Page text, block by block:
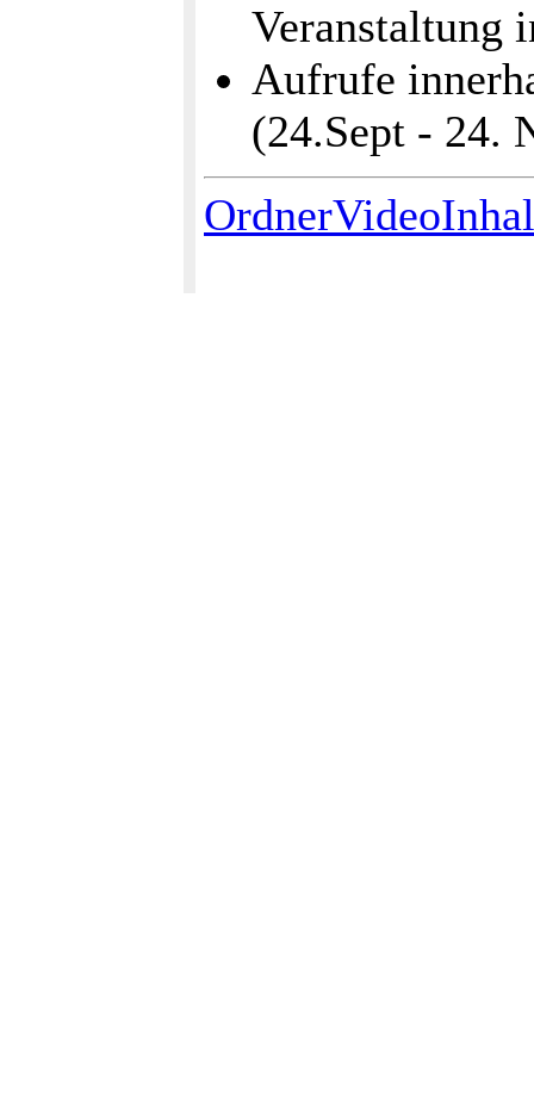
Veranstaltung
Aufrufe
(24.Sept - 24.